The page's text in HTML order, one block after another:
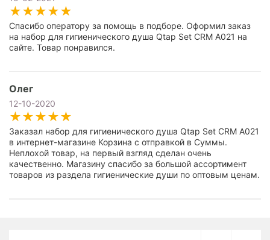
Спасибо оператору за помощь в подборе. Оформил заказ
на набор для гигиенического душа Qtap Set CRM A021 на
сайте. Товар понравился.
Олег
12-10-2020
Заказал набор для гигиенического душа Qtap Set CRM A021
в интернет-магазине Корзина с отправкой в Суммы.
Неплохой товар, на первый взгляд сделан очень
качественно. Магазину спасибо за большой ассортимент
товаров из раздела гигиенические души по оптовым ценам.